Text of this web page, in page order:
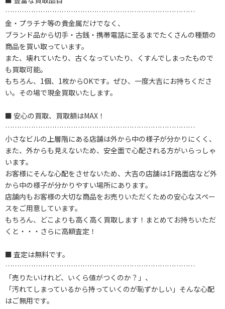
………………………………………………………………………
金・プラチナ等の貴金属だけでなく、
ブランド品から切手・古銭・携帯電話に至るまでたくさんの種類の
商品を買い取っています。
また、壊れていたり、古くなっていたり、くすんでしまったもので
も買取可能。
もちろん、1個、1枚からOKです。ぜひ、一度大吉にお持ちくださ
い。その場で現金買取いたします。
■ 安心の買取、買取額はMAX！
………………………………………………………………………
小さなビルの上層階にある店舗は外から中の様子が分かりにくく、
また、外からも見えないため、安全面で心配される方がいらっしゃ
います。
お客様にそんな心配をさせないため、大吉の店舗は1F路面店など外
から中の様子が分かりやすい場所にあります。
店舗内もお客様の大切な商品をお売りいただくための安心なスペー
スをご用意しています。
もちろん、どこよりも高く高く買取します！まとめてお持ちいただ
くと・・・さらに高額査定！
■ 査定は無料です。
………………………………………………………………………
「売りたいけれど、いくら値がつくのか？」、
「汚れてしまっているから持っていくのが恥ずかしい」そんな心配
はご無用です。